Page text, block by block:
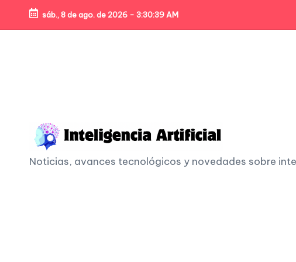
Skip
sáb., 8 de ago. de 2026 - 3:30:41 AM
I
Noticias, avances tecnológicos y novedades sobre